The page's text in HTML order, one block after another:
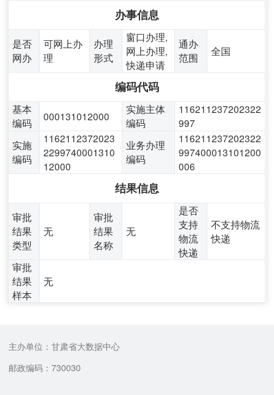
办事信息
是否
网办
可网上办
理
办理
形式
窗口办理,
网上办理,
快递申请
通办
范围
全国
编码代码
基本
编码
000131012000
实施主体
编码
116211237202322
997
实施
编码
1162112372023
2299740001310
12000
业务办理
编码
116211237202322
997400013101200
006
结果信息
审批
结果
类型
无
审批
结果
名称
无
是否
支持
物流
快递
不支持物流
快递
审批
结果
样本
无
主办单位：甘肃省大数据中心
邮政编码：730030